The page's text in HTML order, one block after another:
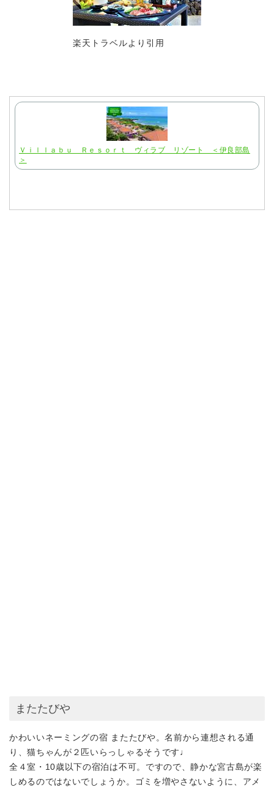
楽天トラベルより引用
Ｖｉｌｌａｂｕ Ｒｅｓｏｒｔ ヴィラブ リゾート ＜伊良部島
＞
またたびや
かわいいネーミングの宿 またたびや 。名前から連想される通
り、猫ちゃんが２匹いらっしゃるそうです♩
全４室・10歳以下の宿泊は不可 。ですので、静かな宮古島が楽
しめるのではないでしょうか。ゴミを増やさないように、アメ